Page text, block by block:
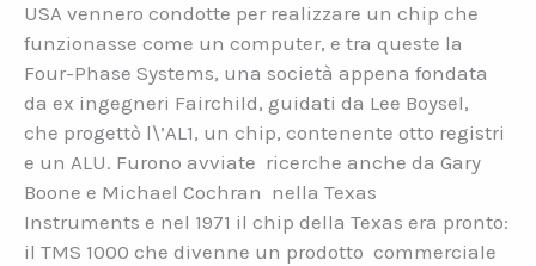
USA vennero condotte per realizzare un chip che
funzionasse come un computer, e tra queste la
Four-Phase Systems, una società appena fondata
da ex ingegneri Fairchild, guidati da Lee Boysel,
che progettò l\’AL1, un chip, contenente otto registri
e un ALU. Furono avviate ricerche anche da Gary
Boone e Michael Cochran nella Texas
Instruments e nel 1971 il chip della Texas era pronto:
il TMS 1000 che divenne un prodotto commerciale